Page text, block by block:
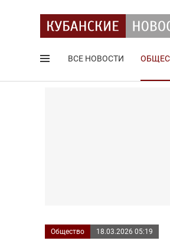
ВСЕ НОВОСТИ
Общество 18.03.2026 05:19